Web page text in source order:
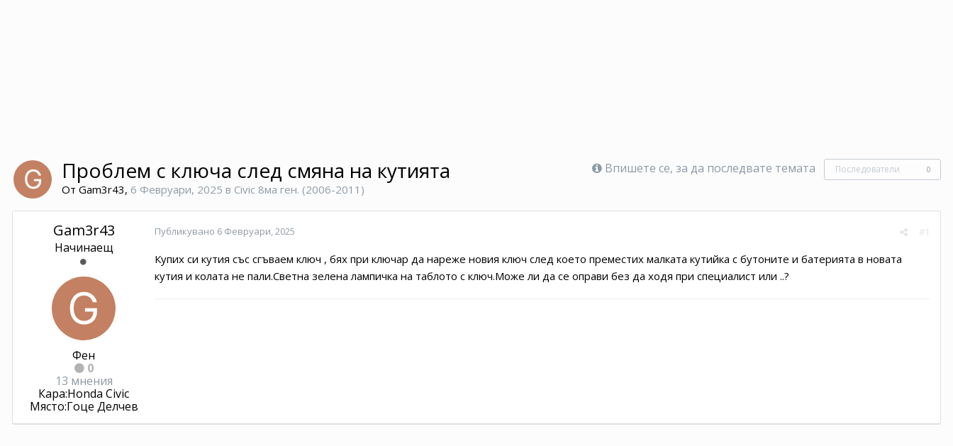
Впишете се, за да последвате темата Последователи 0
Проблем с ключа след смяна на кутията
От Gam3r43, 6 Февруари, 2025 в Civic 8ма ген. (2006-2011)
Gam3r43
Начинаещ
Фен
0
13 мнения
Кара:Honda Civic
Място:Гоце Делчев
#1
Публикувано 6 Февруари, 2025
Купих си кутия със сгъваем ключ , бях при ключар да нареже новия ключ след което преместих малката кутийка с бутоните и батерията в новата
кутия и колата не пали.Светна зелена лампичка на таблото с ключ.Може ли да се оправи без да ходя при специалист или ..?